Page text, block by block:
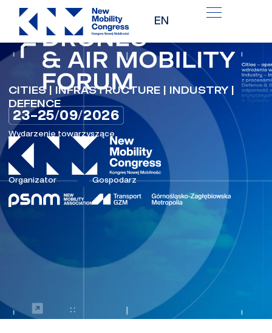
Przejdź
treści
EN
CITIES | INFRASTRUCTURE | INDUSTRY |
DEFENCE
23–25/09/2026
Wydarzenie towarzyszące
Organizator Gospodarz